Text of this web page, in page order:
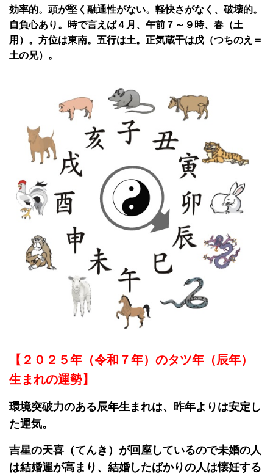
効率的。頭が堅く融通性がない。軽快さがなく、破壊的。
自負心あり。時で言えば４月、午前７～９時、春（土
用）。方位は東南。五行は土。正気蔵干は戊（つちのえ＝
土の兄）。
【２０２５年（令和７年）のタツ年（辰年）
生まれの運勢】
環境突破力のある辰年生まれは、昨年よりは安定し
た運気。
吉星の天喜（てんき）が回座しているので未婚の人
は結婚運が高まり、結婚したばかりの人は懐妊する